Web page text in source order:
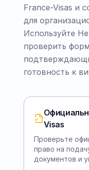
France-Visas и
для
Используйте
проверить
готовность к
Visas
Проверьте
право на
документов и